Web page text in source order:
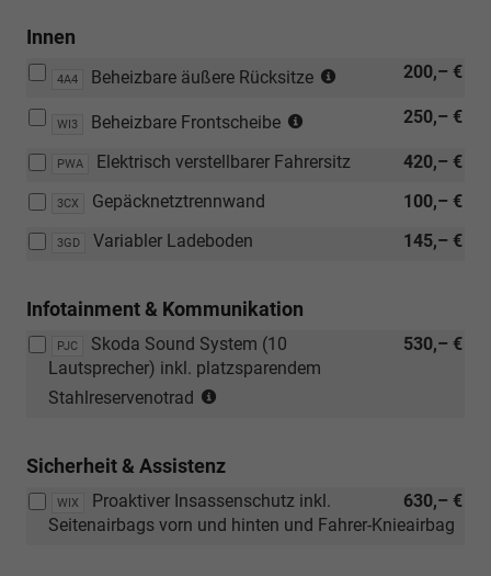
Innen
4A4 200,– €
Beheizbare äußere Rücksitze
Verbindung
[WI3]
Beheizbare
Frontscheibe)
WI3 250,– €
Beheizbare Frontscheibe
Verbindung
PWA 420,– €
Elektrisch verstellbarer Fahrersitz
3CX 100,– €
Gepäcknetztrennwand
3GD 145,– €
Variabler Ladeboden
Infotainment & Kommunikation
PJC 530,– €
Skoda Sound System (10
Lautsprecher) inkl. platzsparendem
Stahlreservenotrad
mit:
Navigations-
Paket)
Sicherheit & Assistenz
WIX 630,– €
Proaktiver Insassenschutz inkl.
Seitenairbags vorn und hinten und Fahrer-Knieairbag